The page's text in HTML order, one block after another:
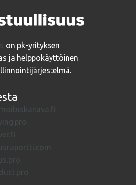
on pk-yrityksen
ja helppokäyttöinen